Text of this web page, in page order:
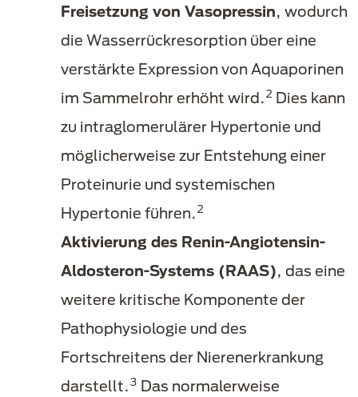
Freisetzung von Vasopressin, wodurch
die Wasserrückresorption über eine
verstärkte Expression von Aquaporinen
im Sammelrohr erhöht wird.2 Dies kann
zu intraglomerulärer Hypertonie und
möglicherweise zur Entstehung einer
Proteinurie und systemischen
Hypertonie führen.2
Aktivierung des Renin-Angiotensin-
Aldosteron-Systems (RAAS), das eine
weitere kritische Komponente der
Pathophysiologie und des
Fortschreitens der Nierenerkrankung
darstellt.3 Das normalerweise